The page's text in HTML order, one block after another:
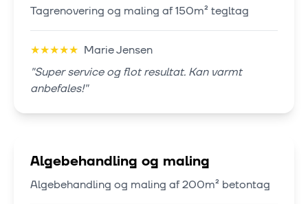
Tagrenovering og maling af 150m² tegltag
★★★★★ Marie Jensen
"Super service og flot resultat. Kan varmt
anbefales!"
Algebehandling og maling
Algebehandling og maling af 200m² betontag